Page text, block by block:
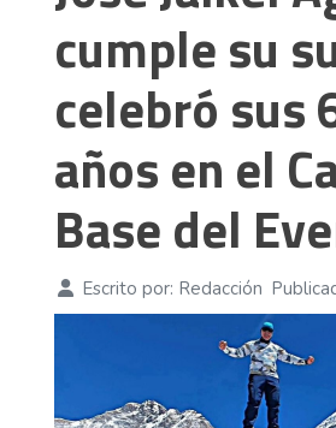
cumple su
celebró sus
años en el
Base del
Escrito por: Redacción